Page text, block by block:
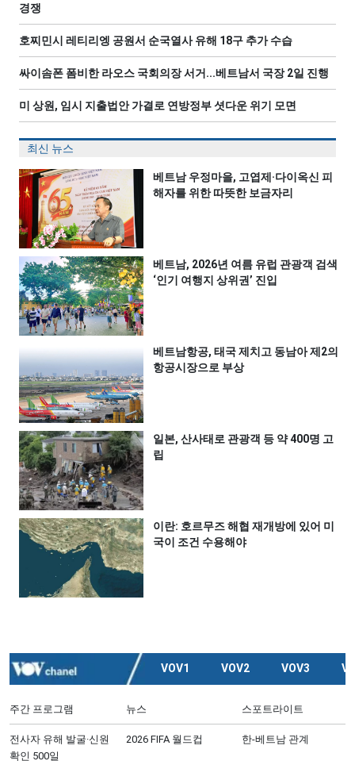
경쟁
호찌민시 레티리엥 공원서 순국열사 유해 18구 추가 수습
싸이솜폰 폼비한 라오스 국회의장 서거...베트남서 국장 2일 진행
미 상원, 임시 지출법안 가결로 연방정부 셧다운 위기 모면
최신 뉴스
베트남 우정마을, 고엽제·다이옥신 피
해자를 위한 따뜻한 보금자리
베트남, 2026년 여름 유럽 관광객 검색
‘인기 여행지 상위권’ 진입
베트남항공, 태국 제치고 동남아 제2의
항공시장으로 부상
일본, 산사태로 관광객 등 약 400명 고
립
이란: 호르무즈 해협 재개방에 있어 미
국이 조건 수용해야
VOV1 VOV2 VOV3
주간 프로그램 뉴스 스포트라이트
전사자 유해 발굴·신원
확인 500일
2026 FIFA 월드컵 한-베트남 관계